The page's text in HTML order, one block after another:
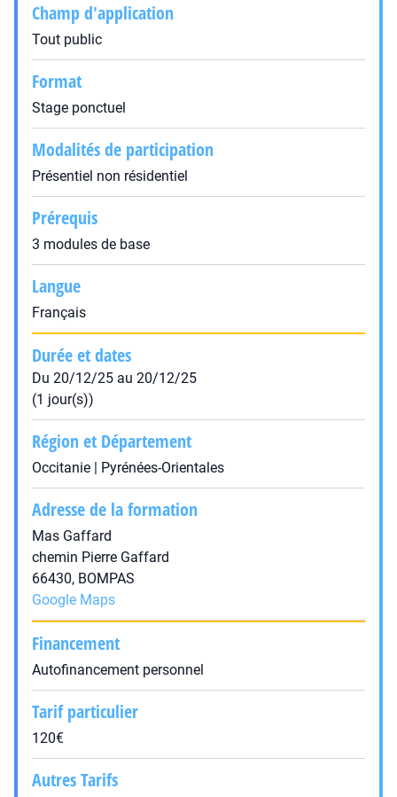
Champ d'application
Tout public
Format
Stage ponctuel
Modalités de participation
Présentiel non résidentiel
Prérequis
3 modules de base
Langue
Français
Durée et dates
Du 20/12/25 au 20/12/25
(1 jour(s))
Région et Département
Occitanie | Pyrénées-Orientales
Adresse de la formation
Mas Gaffard
chemin Pierre Gaffard
66430, BOMPAS
Google Maps
Financement
Autofinancement personnel
Tarif particulier
120€
Autres Tarifs